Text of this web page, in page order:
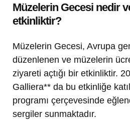
Müzelerin Gecesi nedir
etkinliktir?
Müzelerin Gecesi, Avrupa
düzenlenen ve müzelerin
ziyareti açtığı bir etkinliktir.
Galliera** da bu etkinliğe
programı çerçevesinde
sergiler sunmaktadır.